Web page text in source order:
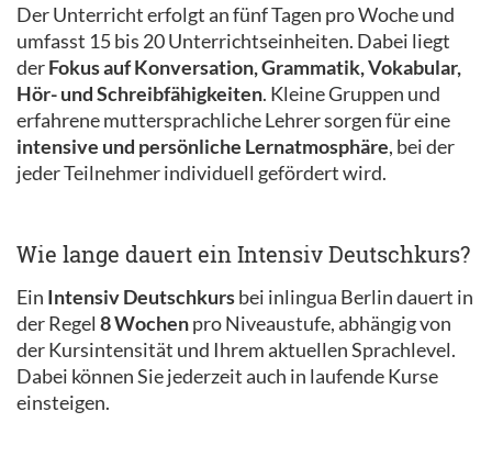
Der Unterricht erfolgt an fünf Tagen pro Woche und
umfasst 15 bis 20 Unterrichtseinheiten. Dabei liegt
derFokus auf Konversation, Grammatik, Vokabular,
Hör- und Schreibfähigkeiten. Kleine Gruppen und
erfahrene muttersprachliche Lehrer sorgen für eine
intensive und persönliche Lernatmosphäre, bei der
jeder Teilnehmer individuell gefördert wird.
Wie lange dauert ein Intensiv Deutschkurs?
Ein Intensiv Deutschkursbei inlingua Berlin dauert in
der Regel 8 Wochenpro Niveaustufe, abhängig von
der Kursintensität und Ihrem aktuellen Sprachlevel.
Dabei können Sie jederzeit auch in laufende Kurse
einsteigen.